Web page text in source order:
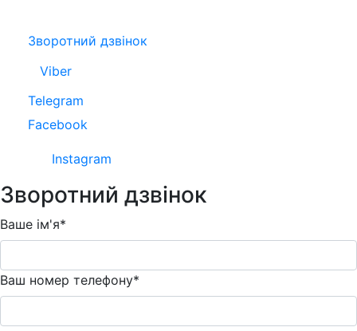
Зворотний дзвінок
Viber
Telegram
Facebook
Instagram
Зворотний дзвінок
Ваше ім'я*
Ваш номер телефону*